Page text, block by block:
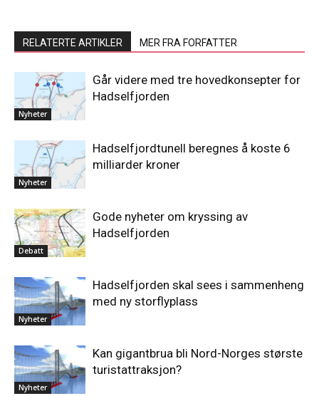
RELATERTE ARTIKLER MER FRA FORFATTER
Nyheter
Går videre med tre hovedkonsepter for
Hadselfjorden
Nyheter
Hadselfjordtunell beregnes å koste 6
milliarder kroner
Debatt
Gode nyheter om kryssing av
Hadselfjorden
Nyheter
Hadselfjorden skal sees i sammenheng
med ny storflyplass
Nyheter
Kan gigantbrua bli Nord-Norges største
turistattraksjon?